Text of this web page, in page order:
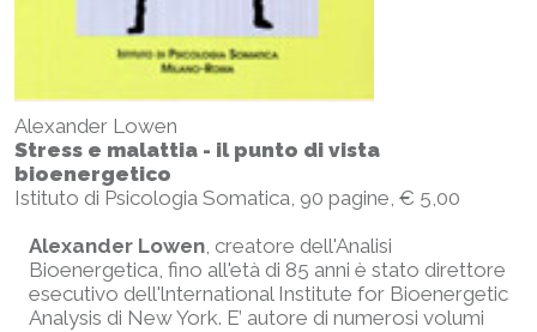
Alexander Lowen
Stress e malattia - il punto di vista
bioenergetico
Istituto di Psicologia Somatica, 90 pagine, € 5,00
Alexander Lowen, creatore dell'Analisi
Bioenergetica, fino all'età di 85 anni è stato direttore
esecutivo dell'lnternational Institute for Bioenergetic
Analysis di New York. E’ autore di numerosi volumi